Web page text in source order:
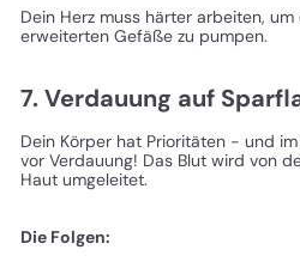
Dein Herz muss härter arbeiten,
erweiterten Gefäße zu pumpen.
7. Verdauung auf
Dein Körper hat Prioritäten - und
vor Verdauung! Das Blut wird von
Haut umgeleitet.
Die Folgen: